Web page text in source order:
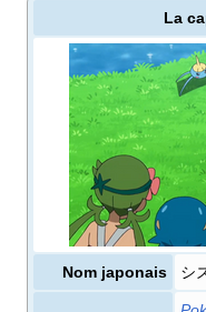
La
Nom japonais シ